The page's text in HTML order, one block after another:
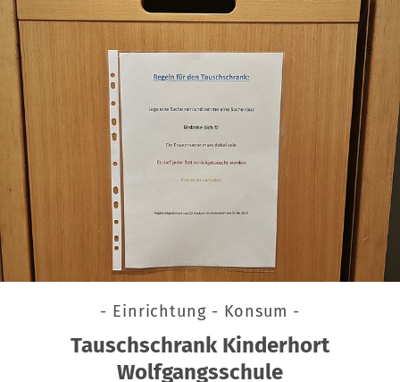
- Einrichtung - Konsum -
Tauschschrank Kinderhort
Wolfgangsschule